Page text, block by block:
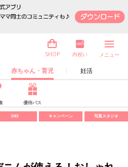
赤ちゃん・育児 妊活
SHOP 内祝い メニュー
優待パス
SNS キャンペーン 写真スタジオ